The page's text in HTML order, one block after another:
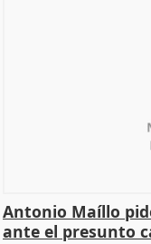
Antonio Maíllo
ante el presunto